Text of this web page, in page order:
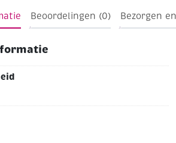
Beoordelingen (0) Bezorgen